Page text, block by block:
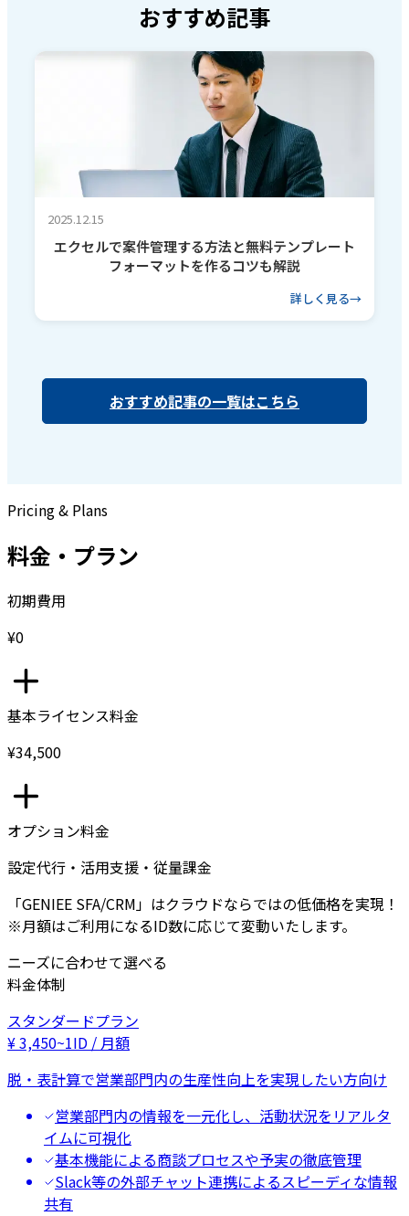
おすすめ記事
2025.12.15
エクセルで案件管理する方法と無料テンプレート
フォーマットを作るコツも解説
詳しく見る
おすすめ記事の一覧はこちら
Pricing & Plans
料金・プラン
初期費用
¥0
基本ライセンス料金
¥34,500
オプション料金
設定代行・活用支援・従量課金
「GENIEE SFA/CRM」はクラウドならではの低価格を実現！
※月額はご利用になるID数に応じて変動いたします。
ニーズに合わせて選べる
料金体制
スタンダードプラン
¥3,450~1ID / 月額
脱・表計算で営業部門内の生産性向上を実現したい方向け
営業部門内の情報を一元化し、活動状況をリアルタ
イムに可視化
基本機能による商談プロセスや予実の徹底管理
Slack等の外部チャット連携によるスピーディな情報
共有